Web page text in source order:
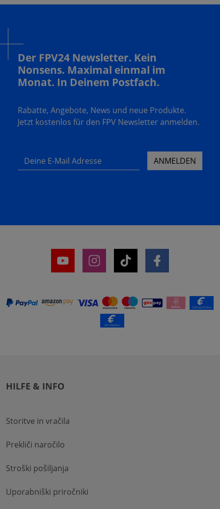
Der FPV24 Newsletter. Kein
Nonsens. Maximal einmal im
Monat. In Deinem Postfach.
Rabatte, Angebote, News und neue Produkte.
Jetzt kostenlos für den FPV Newsletter anmelden.
Deine E-Mail Adresse ANMELDEN
HILFE & INFO
Storitve in vračila
Prekliči naročilo
Stroški pošiljanja
Uporabniški priročniki